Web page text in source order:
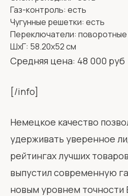
Газ-контроль: есть
Чугунные решетки: есть
Переключатели: поворотные
ШхГ: 58.20х52 см
Средняя цена: 48 000 руб
[/info]
Немецкое качество
удерживать уверенное
рейтингах лучших
выпустил современную
новым уровнем точности